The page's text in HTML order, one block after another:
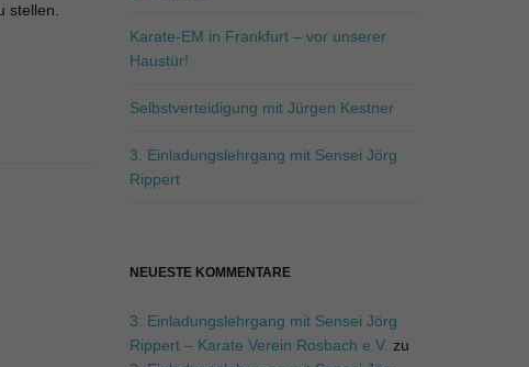
stellen.
.
.
Karate-EM in Frankfurt – vor unserer
Haustür!
Selbstverteidigung mit Jürgen Kestner
3. Einladungslehrgang mit Sensei Jörg
Rippert
NEUESTE KOMMENTARE
3. Einladungslehrgang mit Sensei Jörg
Rippert – Karate Verein Rosbach e.V. zu